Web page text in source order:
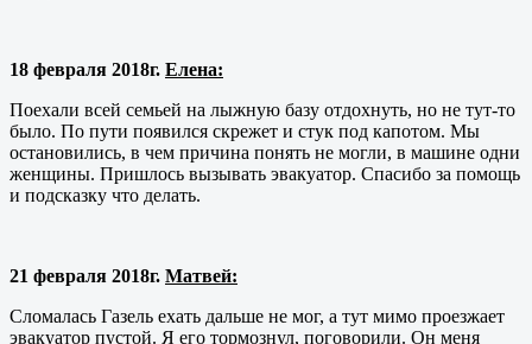
18 февраля 2018г. Елена:
Поехали всей семьей на лыжную базу отдохнуть, но не тут-то
было. По пути появился скрежет и стук под капотом. Мы
остановились, в чем причина понять не могли, в машине одни
женщины. Пришлось вызывать эвакуатор. Спасибо за помощь
и подсказку что делать.
21 февраля 2018г. Матвей:
Сломалась Газель ехать дальше не мог, а тут мимо проезжает
эвакуатор пустой. Я его тормознул, поговорили. Он меня